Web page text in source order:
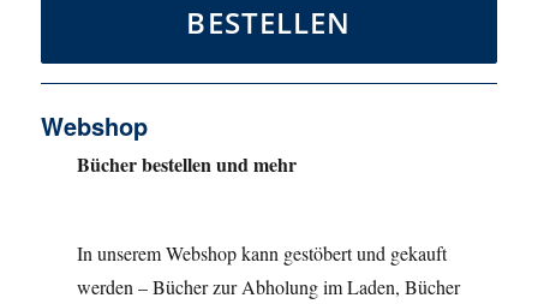
BESTELLEN
Webshop
Bücher bestellen und mehr
In unserem Webshop kann gestöbert und gekauft
werden – Bücher zur Abholung im Laden, Bücher